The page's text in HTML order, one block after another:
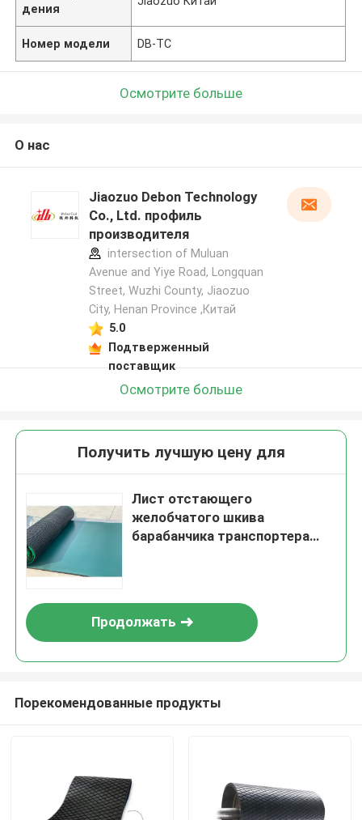
дения
Номер модели DB-TC
Осмотрите больше
О нас
Jiaozuo Debon Technology
Co., Ltd. профиль
производителя
intersection of Muluan
Avenue and Yiye Road, Longquan
Street, Wuzhi County, Jiaozuo
City, Henan Province ,Китай
5.0
Подтверженный
поставщик
Осмотрите больше
Получить лучшую цену для
Лист отстающего
желобчатого шкива
барабанчика транспортера
Продолжать
Порекомендованные продукты